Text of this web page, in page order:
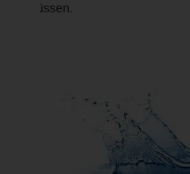
müssen.